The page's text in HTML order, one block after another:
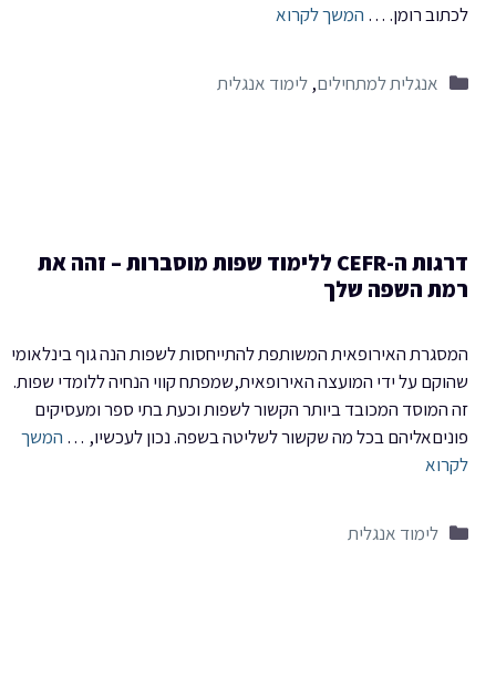
לכתוב רומן. … המשך לקרוא
קטגוריות
אנגלית למתחילים,לימוד אנגלית
דרגות ה-CEFR ללימוד שפות מוסברות – זהה את
רמת השפה שלך
המסגרת האירופאית המשותפת להתייחסות לשפות הנה גוף בינלאומי
שהוקם על ידי המועצה האירופאית,שמפתח קווי הנחיה ללומדי שפות.
זה המוסד המכובד ביותר הקשור לשפות וכעת בתי ספר ומעסיקים
פוניםאליהם בכל מה שקשור לשליטה בשפה. נכון לעכשיו, … המשך
לקרוא
קטגוריות
לימוד אנגלית